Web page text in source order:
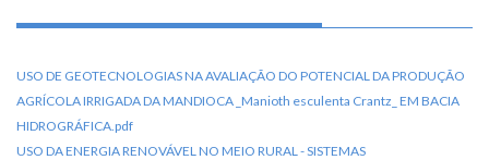
Fale
Conosco
USO DE GEOTECNOLOGIAS NA AVALIAÇÃO DO POTENCIAL DA PRODUÇÃO
AGRÍCOLA IRRIGADA DA MANDIOCA _Manioth esculenta Crantz_ EM BACIA
HIDROGRÁFICA.pdf
USO DA ENERGIA RENOVÁVEL NO MEIO RURAL - SISTEMAS